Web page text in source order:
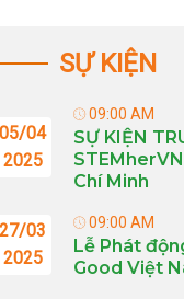
SỰ KIỆN
05/04
2025
09:00 AM
SỰ KIỆN
Chí Minh
27/03
2025
09:00 AM
Lễ Phát
Good Việt